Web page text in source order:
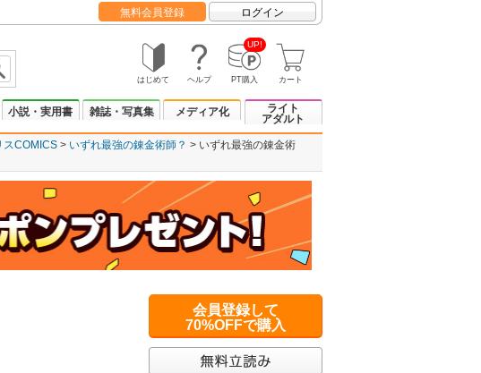
無料会員登録 ログイン
はじめて ヘルプ
UP!
PT購入 カート
小説・実用書 雑誌・写真集 メディア化
ライト
アダルト
スCOMICS いずれ最強の錬金術師？
いずれ最強の錬金術
会員登録して
70%OFFで購入